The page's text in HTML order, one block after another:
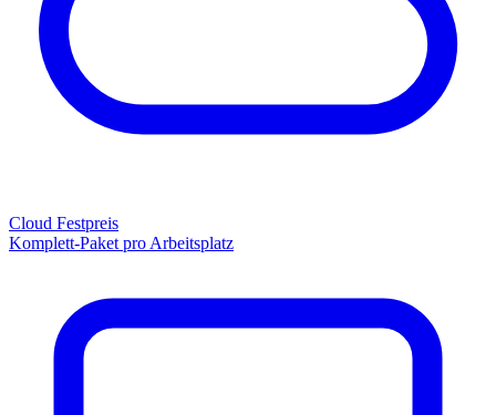
Cloud Festpreis
Komplett-Paket pro Arbeitsplatz